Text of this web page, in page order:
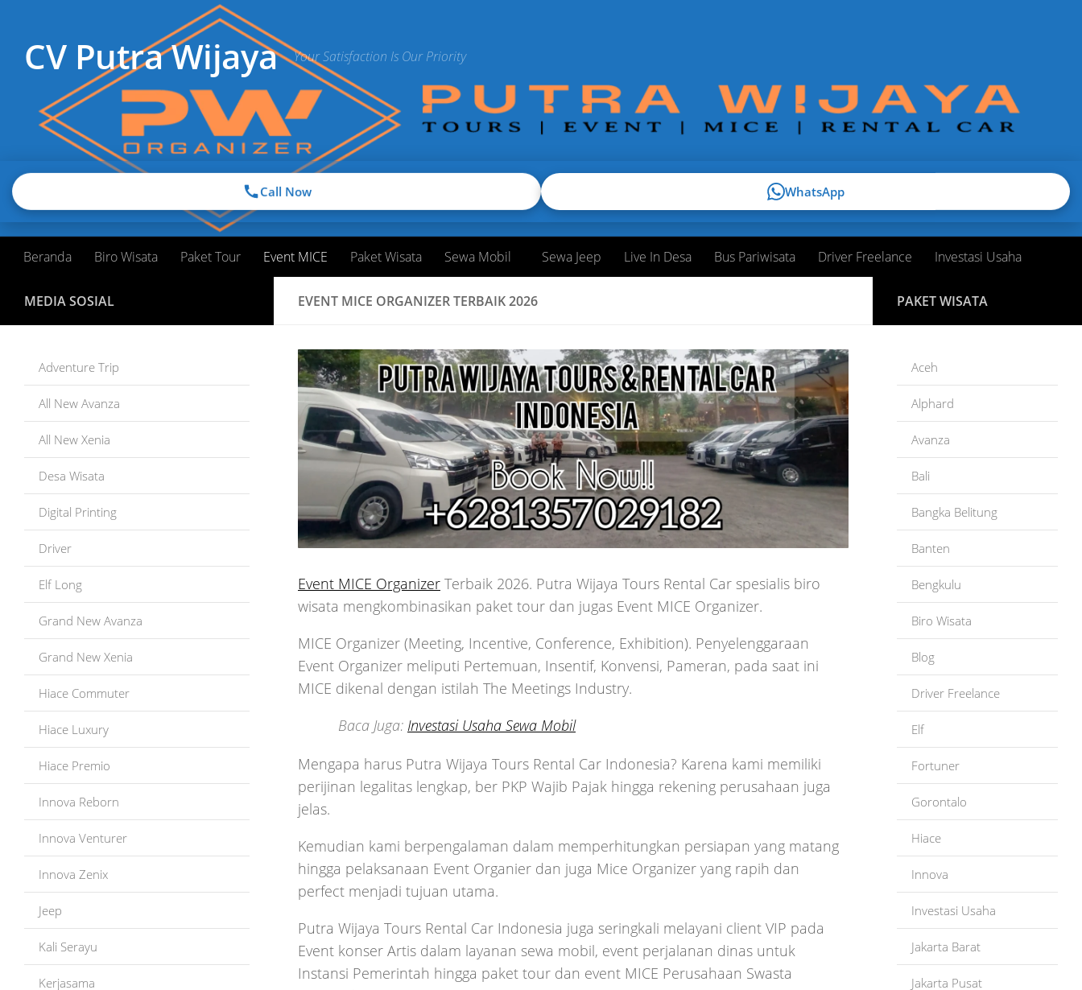
CV Putra Wijaya Your Satisfaction Is Our Priority
Beranda Biro Wisata Paket Tour Event MICE Paket Wisata Sewa Mobil Sewa Jeep Live In Desa Bus Pariwisata Driver Freelance Investasi Usaha
EVENT MICE ORGANIZER TERBAIK 2026
Event MICE Organizer Terbaik 2026. Putra Wijaya Tours Rental Car spesialis biro
wisata mengkombinasikan paket tour dan jugas Event MICE Organizer.
MICE Organizer (Meeting, Incentive, Conference, Exhibition). Penyelenggaraan
Event Organizer meliputi Pertemuan, Insentif, Konvensi, Pameran, pada saat ini
MICE dikenal dengan istilah The Meetings Industry.
Baca Juga: Investasi Usaha Sewa Mobil
Mengapa harus Putra Wijaya Tours Rental Car Indonesia? Karena kami memiliki
perijinan legalitas lengkap, ber PKP Wajib Pajak hingga rekening perusahaan juga
jelas.
Kemudian kami berpengalaman dalam memperhitungkan persiapan yang matang
hingga pelaksanaan Event Organier dan juga Mice Organizer yang rapih dan
perfect menjadi tujuan utama.
Putra Wijaya Tours Rental Car Indonesia juga seringkali melayani client VIP pada
Event konser Artis dalam layanan sewa mobil, event perjalanan dinas untuk
Instansi Pemerintah hingga paket tour dan event MICE Perusahaan Swasta
MEDIA SOSIAL
Adventure Trip
All New Avanza
All New Xenia
Desa Wisata
Digital Printing
Driver
Elf Long
Grand New Avanza
Grand New Xenia
Hiace Commuter
Hiace Luxury
Hiace Premio
Innova Reborn
Innova Venturer
Innova Zenix
Jeep
Kali Serayu
Kerjasama
PAKET WISATA
Aceh
Alphard
Avanza
Bali
Bangka Belitung
Banten
Bengkulu
Biro Wisata
Blog
Driver Freelance
Elf
Fortuner
Gorontalo
Hiace
Innova
Investasi Usaha
Jakarta Barat
Jakarta Pusat
Call Now WhatsApp